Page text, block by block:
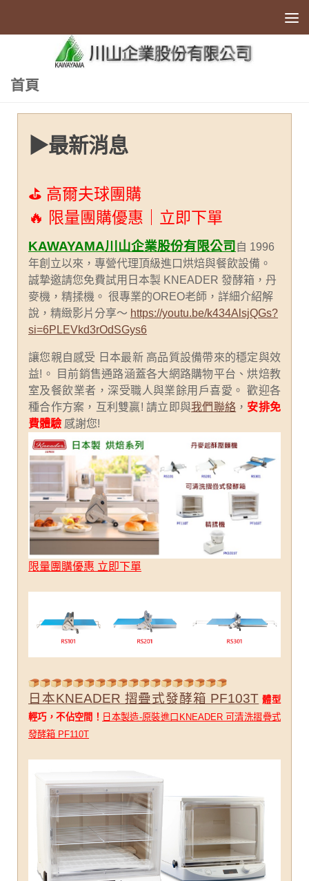
首頁
▶最新消息
⛳ 高爾夫球團購
🔥 限量團購優惠｜立即下單
KAWAYAMA川山企業股份有限公司 自 1996
年創立以來，專營代理頂級進口烘焙與餐飲設備。
誠摯邀請您免費試用日本製 KNEADER 發酵箱，丹
麥機，精揉機。 很專業的OREO老師，詳細介紹解
說，精緻影片分享～ https://youtu.be/k434AlsjQGs?
si=6PLEVkd3rOdSGys6
讓您親自感受 日本最新 高品質設備帶來的穩定與效
益!。 目前銷售通路涵蓋各大網路購物平台、烘焙教
室及餐飲業者，深受職人與業餘用戶喜愛。 歡迎各
種合作方案，互利雙贏! 請立即與我們聯絡 ， 安排免
費體驗 感謝您!
限量團購優惠 立即下單
日本KNEADER 摺疊式發酵箱 PF103T 體型
輕巧，不佔空間！ 日本製造-原裝進口KNEADER 可清洗摺疊式
發酵箱 PF110T